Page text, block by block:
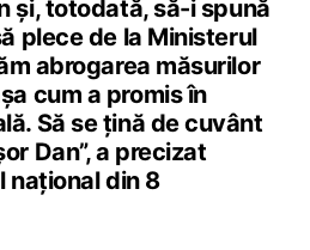
și, totodată, să-i spună
plece de la Ministerul
abrogarea măsurilor
cum a promis în
Să se țină de cuvânt
Dan”, a precizat
național din 8